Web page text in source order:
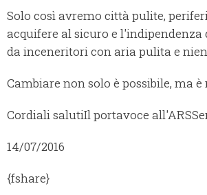
Solo così avremo città pulite,
acquifere al sicuro e l'indipendenza
da inceneritori con aria pulita e
Cambiare non solo è possibile, ma è
Cordiali salutiIl portavoce all'ARS
14/07/2016
{fshare}